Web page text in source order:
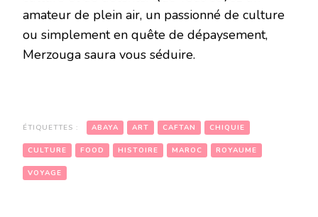
amateur de plein air, un passionné de culture
ou simplement en quête de dépaysement,
Merzouga saura vous séduire.
ÉTIQUETTES : ABAYA ART CAFTAN CHIQUIE
CULTURE FOOD HISTOIRE MAROC ROYAUME
VOYAGE